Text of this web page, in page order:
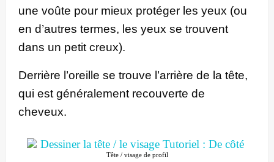
une voûte pour mieux protéger les yeux (ou
en d’autres termes, les yeux se trouvent
dans un petit creux).
Derrière l’oreille se trouve l’arrière de la tête,
qui est généralement recouverte de
cheveux.
Tête / visage de profil